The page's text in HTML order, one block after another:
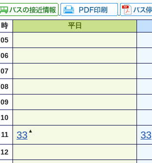
時 平日
05
06
07
08
09
10
11 33 ▲ 33
12